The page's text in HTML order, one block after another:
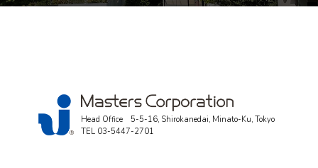
Head Office 5-5-16, Shirokanedai, Minato-Ku, Tokyo
TEL 03-5447-2701